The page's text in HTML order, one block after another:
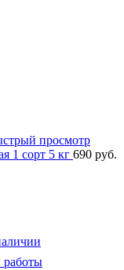
просмотр
1 сорт 5 кг 690 руб.
работы